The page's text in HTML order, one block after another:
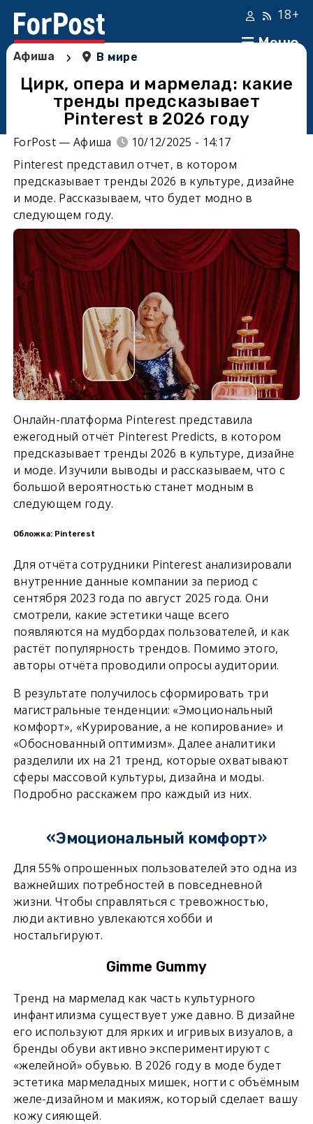
Меню
18+
Афиша › В мире
Цирк, опера и мармелад: какие
тренды предсказывает
Pinterest в 2026 году
ForPost — Афиша
10/12/2025 - 14:17
Pinterest представил отчет, в котором
предсказывает тренды 2026 в культуре, дизайне
и моде. Рассказываем, что будет модно в
следующем году.
Онлайн-платформа Pinterest представила
ежегодный отчёт Pinterest Predicts, в котором
предсказывает тренды 2026 в культуре, дизайне
и моде. Изучили выводы и рассказываем, что с
большой вероятностью станет модным в
следующем году.
Обложка: Pinterest
Для отчёта сотрудники Pinterest анализировали
внутренние данные компании за период с
сентября 2023 года по август 2025 года. Они
смотрели, какие эстетики чаще всего
появляются на мудбордах пользователей, и как
растёт популярность трендов. Помимо этого,
авторы отчёта проводили опросы аудитории.
В результате получилось сформировать три
магистральные тенденции: «Эмоциональный
комфорт», «Курирование, а не копирование» и
«Обоснованный оптимизм». Далее аналитики
разделили их на 21 тренд, которые охватывают
сферы массовой культуры, дизайна и моды.
Подробно расскажем про каждый из них.
«Эмоциональный комфорт»
Для 55% опрошенных пользователей это одна из
важнейших потребностей в повседневной
жизни. Чтобы справляться с тревожностью,
люди активно увлекаются хобби и
ностальгируют.
Gimme Gummy
Тренд на мармелад как часть культурного
инфантилизма существует уже давно. В дизайне
его используют для ярких и игривых визуалов, а
бренды обуви активно экспериментируют с
«желейной» обувью. В 2026 году в моде будет
эстетика мармеладных мишек, ногти с объёмным
желе-дизайном и макияж, который сделает вашу
кожу сияющей.